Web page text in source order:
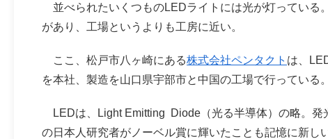
並べられたいくつものLEDライトには光が灯ってい
があり、工場というよりも工房に近い。
ここ、松戸市八ヶ崎にある株式会社ペンタクト は、
を本社、製造を山口県宇部市と中国の工場で行っている。
LEDは、Light Emitting Diode（光る半導体）の略。発
の日本人研究者がノーベル賞に輝いたことも記憶に新しい